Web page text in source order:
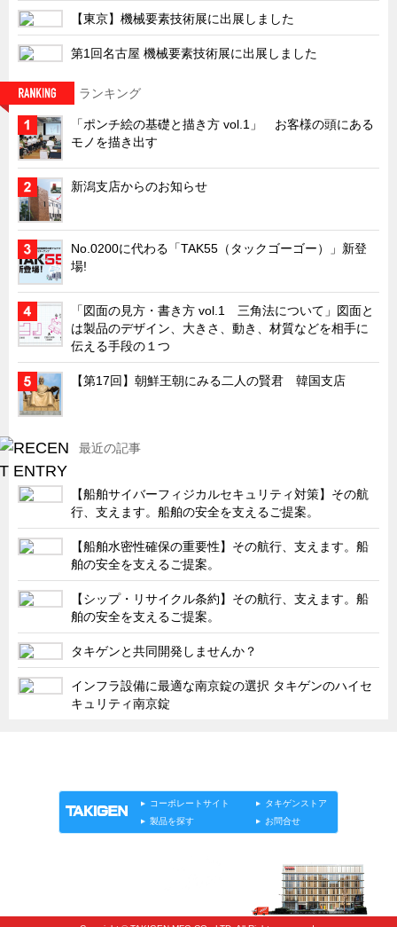
隠れた名品
旬の野菜とタキゲン製品
PICK UP NEWS
ポンチ絵の基礎と描き方
図面の見方・書き方
キャビネット工業会規格「CA300」集中講義
ズバッとお悩み解決 テクニカル Q and A
瀧源点回帰
光る技術！未来へのモノづくり
ちょっとユニークなお客様
ビジサスニュース
ECOLOGY NEWS SCRAMBLE
わが街わが支店
支店所在地（歴史探訪）
ニッポン再発見
あれこれWATCH
こんなとき、どう言うの?
４コマ漫画 のんきなのんちゃん
CATEGORY タキゲンinfo.
お知らせ
展示会情報／出展告知
展示会情報／報告レポート
工場見学
海外出張
社外セミナー
タキゲン売上ランキング
展示トラック
タキネタ
【東京】機械要素技術展に出展しました
第1回名古屋 機械要素技術展に出展しました
ランキング
「ポンチ絵の基礎と描き方 vol.1」 お客様の頭にある
モノを描き出す
新潟支店からのお知らせ
No.0200に代わる「TAK55（タックゴーゴー）」新登
場!
「図面の見方・書き方 vol.1 三角法について」図面と
は製品のデザイン、大きさ、動き、材質などを相手に
伝える手段の１つ
【第17回】朝鮮王朝にみる二人の賢君 韓国支店
最近の記事
【船舶サイバーフィジカルセキュリティ対策】その航
行、支えます。船舶の安全を支えるご提案。
【船舶水密性確保の重要性】その航行、支えます。船
舶の安全を支えるご提案。
【シップ・リサイクル条約】その航行、支えます。船
舶の安全を支えるご提案。
タキゲンと共同開発しませんか？
インフラ設備に最適な南京錠の選択 タキゲンのハイセ
キュリティ南京錠
コーポレートサイト
タキゲンストア
製品を探す
お問合せ